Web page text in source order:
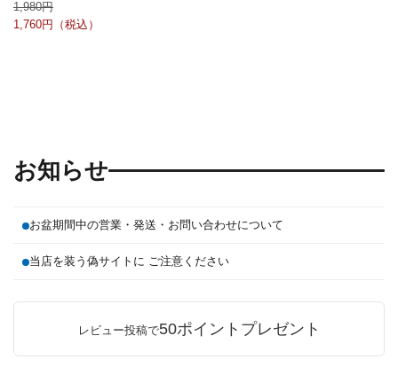
1,980
1,760
お知らせ
お盆期間中の営業・発送・お問い合わせについて
当店を装う偽サイトに ご注意ください
レビュー投稿で50ポイントプレゼント